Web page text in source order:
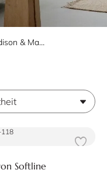
Madison & Madison Wood Schlafsofa
Softline